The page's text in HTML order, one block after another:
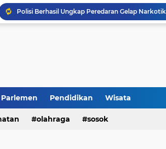
Parlemen Pendidikan Wisata
olahraga sosok